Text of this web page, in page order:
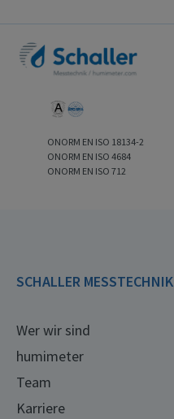
ONORM EN ISO 18134-2
ONORM EN ISO 4684
ONORM EN ISO 712
SCHALLER MESSTECHNIK
Wer wir sind
humimeter
Team
Karriere